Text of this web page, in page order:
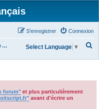
Connexion
S’enregistrer
Aide Générale
h
Select Language ▼
forum" et plus particulièrement
avant d'écrire un